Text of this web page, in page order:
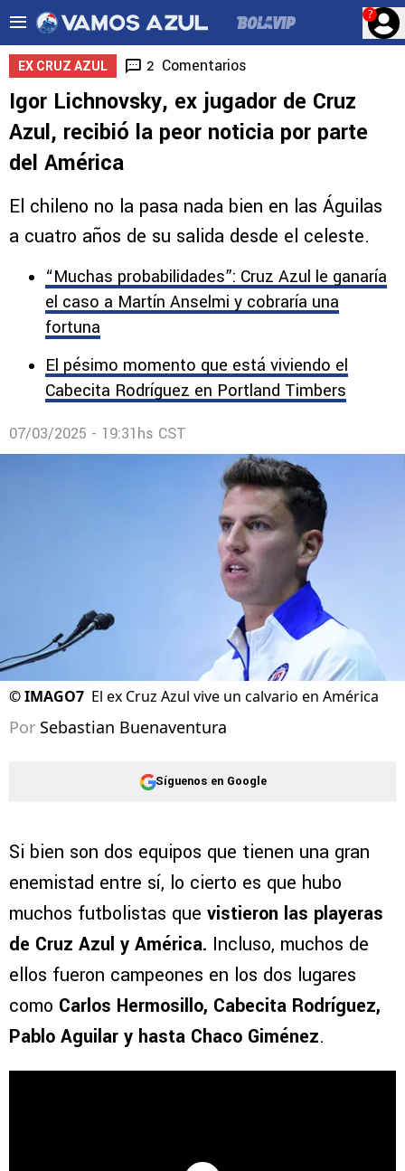
?
EX CRUZ AZUL 2 Comentarios
Igor Lichnovsky, ex jugador de Cruz
Azul, recibió la peor noticia por parte
del América
El chileno no la pasa nada bien en las Águilas
a cuatro años de su salida desde el celeste.
“Muchas probabilidades”: Cruz Azul le ganaría
el caso a Martín Anselmi y cobraría una
fortuna
El pésimo momento que está viviendo el
Cabecita Rodríguez en Portland Timbers
07/03/2025 - 19:31hs CST
©IMAGO7 El ex Cruz Azul vive un calvario en América
Por Sebastian Buenaventura
Síguenos en Google
Si bien son dos equipos que tienen una gran
enemistad entre sí, lo cierto es que hubo
muchos futbolistas que vistieron las playeras
de Cruz Azul y América. Incluso, muchos de
ellos fueron campeones en los dos lugares
como Carlos Hermosillo, Cabecita Rodríguez,
Pablo Aguilar y hasta Chaco Giménez.